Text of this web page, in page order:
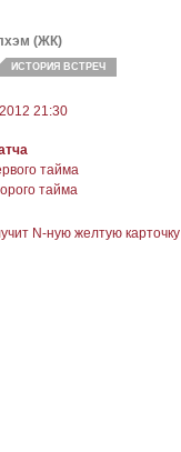
(ЖК)
ИСТОРИЯ ВСТРЕЧ
21:30
тайма
тайма
N-ную желтую карточку